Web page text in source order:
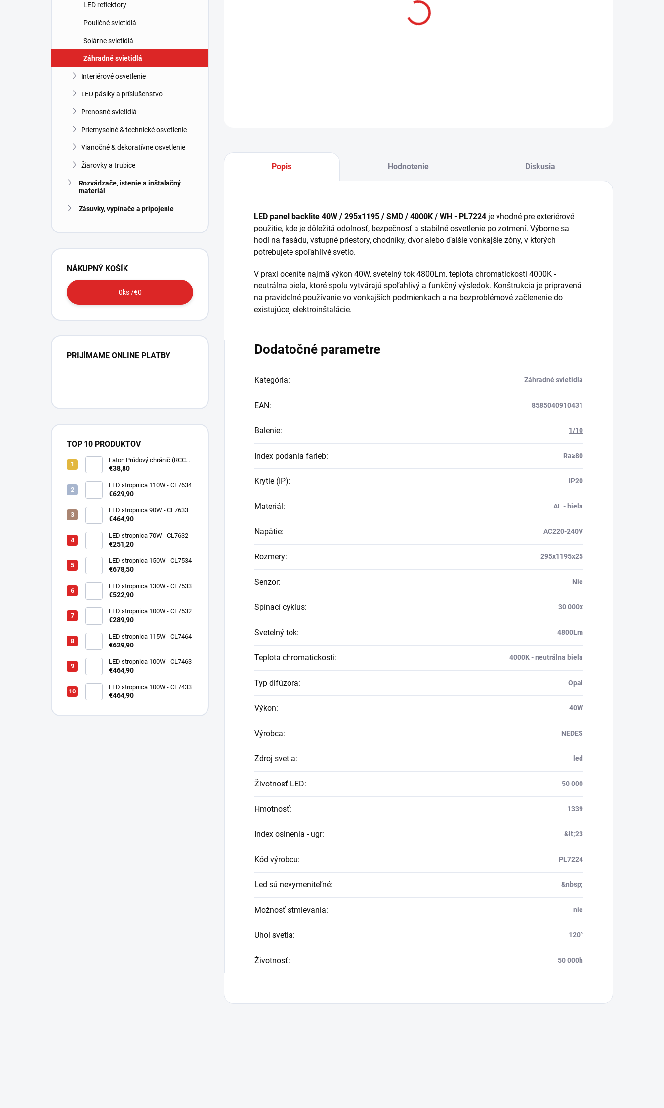
LED reflektory
Pouličné svietidlá
Solárne svietidlá
Záhradné svietidlá
Interiérové osvetlenie
LED pásiky a príslušenstvo
Prenosné svietidlá
Priemyselné & technické osvetlenie
Vianočné & dekoratívne osvetlenie
Žiarovky a trubice
Rozvádzače, istenie a inštalačný
materiál
Zásuvky, vypínače a pripojenie
NÁKUPNÝ KOŠÍK
0ks /€0
PRIJÍMAME ONLINE PLATBY
TOP 10 PRODUKTOV
Eaton Prúdový chránič (RCCB)
PF7-25/2/003-DE 2P, 25A,
263577
€38,80
LED stropnica 110W - CL7634
€629,90
LED stropnica 90W - CL7633
€464,90
LED stropnica 70W - CL7632
€251,20
LED stropnica 150W - CL7534
€678,50
LED stropnica 130W - CL7533
€522,90
LED stropnica 100W - CL7532
€289,90
LED stropnica 115W - CL7464
€629,90
LED stropnica 100W - CL7463
€464,90
LED stropnica 100W - CL7433
€464,90
Popis Hodnotenie Diskusia
LED panel backlite 40W / 295x1195 / SMD / 4000K / WH - PL7224 je vhodné pre exteriérové
použitie, kde je dôležitá odolnosť, bezpečnosť a stabilné osvetlenie po zotmení. Výborne sa
hodí na fasádu, vstupné priestory, chodníky, dvor alebo ďalšie vonkajšie zóny, v ktorých
potrebujete spoľahlivé svetlo.
V praxi oceníte najmä výkon 40W, svetelný tok 4800Lm, teplota chromatickosti 4000K -
neutrálna biela, ktoré spolu vytvárajú spoľahlivý a funkčný výsledok. Konštrukcia je pripravená
na pravidelné používanie vo vonkajších podmienkach a na bezproblémové začlenenie do
existujúcej elektroinštalácie.
Dodatočné parametre
Kategória: Záhradné svietidlá
EAN: 8585040910431
Balenie: 1/10
Index podania farieb: Ra≥80
Krytie (IP): IP20
Materiál: AL - biela
Napätie: AC220-240V
Rozmery: 295x1195x25
Senzor: Nie
Spínací cyklus: 30 000x
Svetelný tok: 4800Lm
Teplota chromatickosti: 4000K - neutrálna biela
Typ difúzora: Opal
Výkon: 40W
Výrobca: NEDES
Zdroj svetla: led
Životnosť LED: 50 000
Hmotnosť: 1339
Index oslnenia - ugr: &lt;23
Kód výrobcu: PL7224
Led sú nevymeniteľné: &nbsp;
Možnosť stmievania: nie
Uhol svetla: 120°
Životnosť: 50 000h